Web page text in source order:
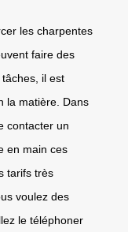
les charpentes
faire des
il est
la matière. Dans
contacter un
en main ces
tarifs très
voulez des
le téléphoner